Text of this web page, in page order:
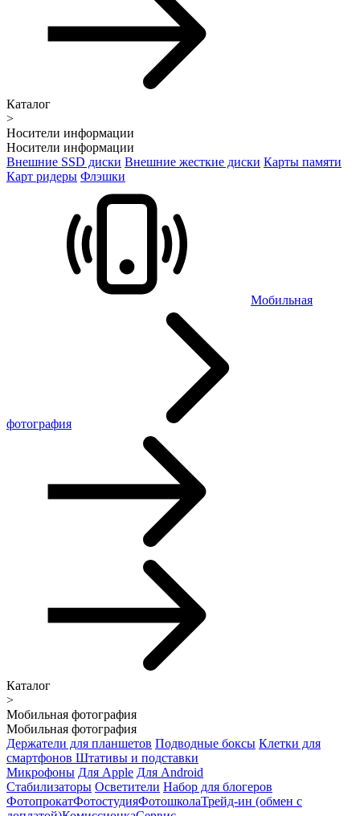
Каталог
>
Носители информации
Носители информации
Внешние SSD диски Внешние жесткие диски Карты памяти
Карт ридеры Флэшки
Мобильная
фотография
Каталог
>
Мобильная фотография
Мобильная фотография
Держатели для планшетов Подводные боксы Клетки для
смартфонов Штативы и подставки
Микрофоны Для Apple Для Android
Стабилизаторы Осветители Набор для блогеров
ФотопрокатФотостудияФотошколаТрейд-ин (обмен с